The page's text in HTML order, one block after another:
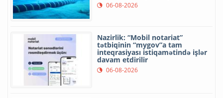
06-08-2026
Nazirlik: “Mobil notariat”
tətbiqinin “mygov”a tam
inteqrasiyası istiqamətində işlər
davam etdirilir
06-08-2026